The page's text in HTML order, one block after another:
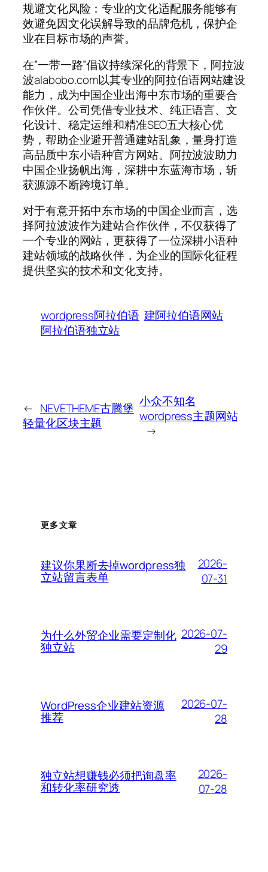
规避文化风险：专业的文化适配服务能够有
效避免因文化误解导致的品牌危机，保护企
业在目标市场的声誉。
在”一带一路”倡议持续深化的背景下，阿拉波
波alabobo.com以其专业的阿拉伯语网站建设
能力，成为中国企业出海中东市场的重要合
作伙伴。公司凭借专业技术、纯正语言、文
化设计、稳定运维和精准SEO五大核心优
势，帮助企业避开普通建站乱象，量身打造
高品质中东小语种官方网站。阿拉波波助力
中国企业扬帆出海，深耕中东蓝海市场，斩
获源源不断跨境订单。
对于有意开拓中东市场的中国企业而言，选
择阿拉波波作为建站合作伙伴，不仅获得了
一个专业的网站，更获得了一位深耕小语种
建站领域的战略伙伴，为企业的国际化征程
提供坚实的技术和文化支持。
wordpress阿拉伯语 建阿拉伯语网站
阿拉伯语独立站
← NEVETHEME古腾堡
轻量化区块主题
小众不知名
wordpress主题网站
→
更多文章
建议你果断去掉wordpress独
立站留言表单
2026-
07-31
为什么外贸企业需要定制化
独立站
2026-07-
29
WordPress企业建站资源
推荐
2026-07-
28
独立站想赚钱必须把询盘率
和转化率研究透
2026-
07-28